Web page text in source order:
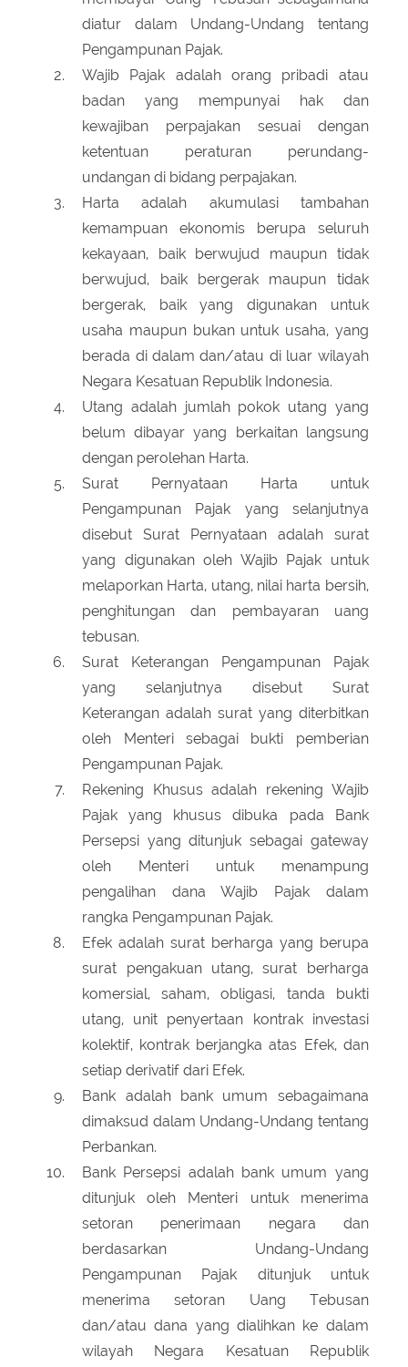
diatur dalam Undang-Undang tentang
Pengampunan Pajak.
Wajib Pajak adalah orang pribadi atau
badan yang mempunyai hak dan
kewajiban perpajakan sesuai dengan
ketentuan peraturan perundang-
undangan di bidang perpajakan.
Harta adalah akumulasi tambahan
kemampuan ekonomis berupa seluruh
kekayaan, baik berwujud maupun tidak
berwujud, baik bergerak maupun tidak
bergerak, baik yang digunakan untuk
usaha maupun bukan untuk usaha, yang
berada di dalam dan/atau di luar wilayah
Negara Kesatuan Republik Indonesia.
Utang adalah jumlah pokok utang yang
belum dibayar yang berkaitan langsung
dengan perolehan Harta.
Surat Pernyataan Harta untuk
Pengampunan Pajak yang selanjutnya
disebut Surat Pernyataan adalah surat
yang digunakan oleh Wajib Pajak untuk
melaporkan Harta, utang, nilai harta bersih,
penghitungan dan pembayaran uang
tebusan.
Surat Keterangan Pengampunan Pajak
yang selanjutnya disebut Surat
Keterangan adalah surat yang diterbitkan
oleh Menteri sebagai bukti pemberian
Pengampunan Pajak.
Rekening Khusus adalah rekening Wajib
Pajak yang khusus dibuka pada Bank
Persepsi yang ditunjuk sebagai gateway
oleh Menteri untuk menampung
pengalihan dana Wajib Pajak dalam
rangka Pengampunan Pajak.
Efek adalah surat berharga yang berupa
surat pengakuan utang, surat berharga
komersial, saham, obligasi, tanda bukti
utang, unit penyertaan kontrak investasi
kolektif, kontrak berjangka atas Efek, dan
setiap derivatif dari Efek.
Bank adalah bank umum sebagaimana
dimaksud dalam Undang-Undang tentang
Perbankan.
Bank Persepsi adalah bank umum yang
ditunjuk oleh Menteri untuk menerima
setoran penerimaan negara dan
berdasarkan Undang-Undang
Pengampunan Pajak ditunjuk untuk
menerima setoran Uang Tebusan
dan/atau dana yang dialihkan ke dalam
wilayah Negara Kesatuan Republik